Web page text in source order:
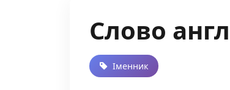
Слово
Іменник